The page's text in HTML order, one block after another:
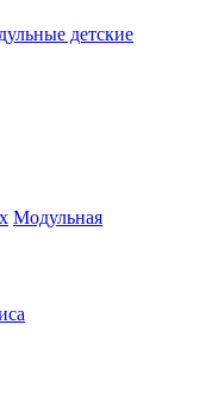
детские
Модульная